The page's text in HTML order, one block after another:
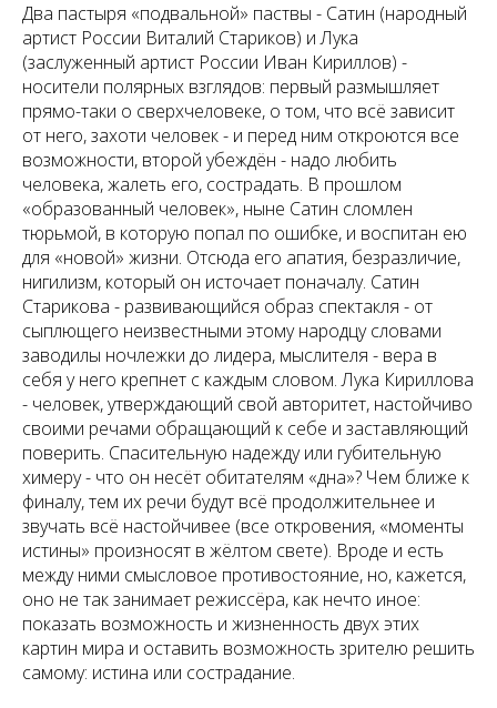
Два пастыря «подвальной» паствы - Сатин (народный
артист России Виталий Стариков) и Лука
(заслуженный артист России Иван Кириллов) -
носители полярных взглядов: первый размышляет
прямо-таки о сверхчеловеке, о том, что всё зависит
от него, захоти человек - и перед ним откроются все
возможности, второй убеждён - надо любить
человека, жалеть его, сострадать. В прошлом
«образованный человек», ныне Сатин сломлен
тюрьмой, в которую попал по ошибке, и воспитан ею
для «новой» жизни. Отсюда его апатия, безразличие,
нигилизм, который он источает поначалу. Сатин
Старикова - развивающийся образ спектакля - от
сыплющего неизвестными этому народцу словами
заводилы ночлежки до лидера, мыслителя - вера в
себя у него крепнет с каждым словом. Лука Кириллова
- человек, утверждающий свой авторитет, настойчиво
своими речами обращающий к себе и заставляющий
поверить. Спасительную надежду или губительную
химеру - что он несёт обитателям «дна»? Чем ближе к
финалу, тем их речи будут всё продолжительнее и
звучать всё настойчивее (все откровения, «моменты
истины» произносят в жёлтом свете). Вроде и есть
между ними смысловое противостояние, но, кажется,
оно не так занимает режиссёра, как нечто иное:
показать возможность и жизненность двух этих
картин мира и оставить возможность зрителю решить
самому: истина или сострадание.